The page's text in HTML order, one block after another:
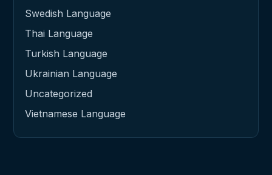
Swedish Language
Thai Language
Turkish Language
Ukrainian Language
Uncategorized
Vietnamese Language